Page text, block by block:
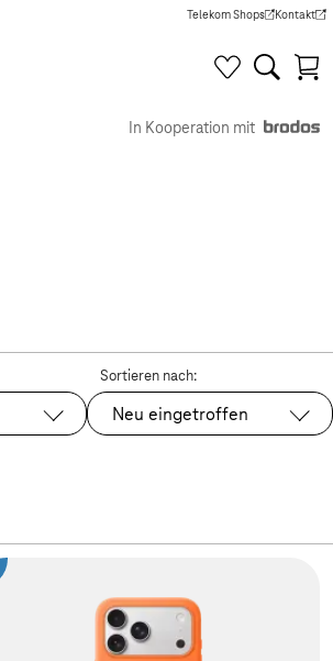
Telekom Shops
(Wird in einem neuen Tab
Kontakt
(Wird in
In Kooperation mit
Sortieren nach:
Ausgewählt:
Neu eingetroffen